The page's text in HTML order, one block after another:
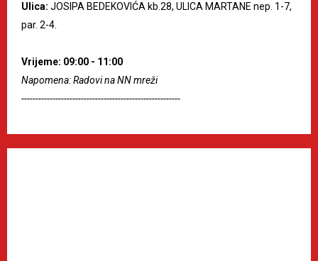
Ulica: JOSIPA BEDEKOVIĆA kb.28, ULICA MARTANE nep. 1-7,
par. 2-4.
Vrijeme: 09:00 - 11:00
Napomena: Radovi na NN mreži
--------------------------------------------------------